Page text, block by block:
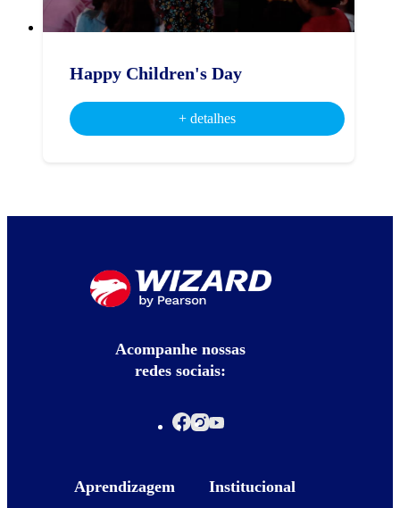
Happy Children's Day
+ detalhes
Acompanhe nossas
redes sociais:
Aprendizagem Institucional